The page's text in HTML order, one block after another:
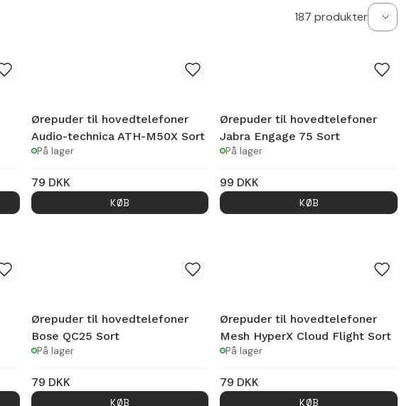
187 produkter
Ørepuder til hovedtelefoner
Audio-technica ATH-M50X Sort
På lager
79 DKK
KØB
Ørepuder til hovedtelefoner
Jabra Engage 75 Sort
På lager
99 DKK
KØB
Ørepuder til hovedtelefoner
Bose QC25 Sort
På lager
79 DKK
KØB
Ørepuder til hovedtelefoner
Mesh HyperX Cloud Flight Sort
På lager
79 DKK
KØB